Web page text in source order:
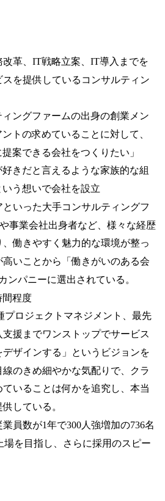
革、IT戦略立案、IT導入までを
を提供しているコンサルティン
ングファームの出身の創業メン
トの求めていることに対して、
案できる会社をつくりたい」
好きだと言えるような家族的な組
う想いで会社を設立
いった大手コンサルティングフ
事業会社出身者など、様々な経歴
働きやすく魅力的な環境が整っ
いことから「働きがいのある会
ンパニーに選出されている。
間程度
プロジェクトマネジメント、最先
援までワンストップでサービス
ザインする」というビジョンを
のきめ細やかな気配りで、クラ
いることは何かを追究し、本当
している。
員数が1年で300人強増加の736名
場を目指し、さらに採用のスピー